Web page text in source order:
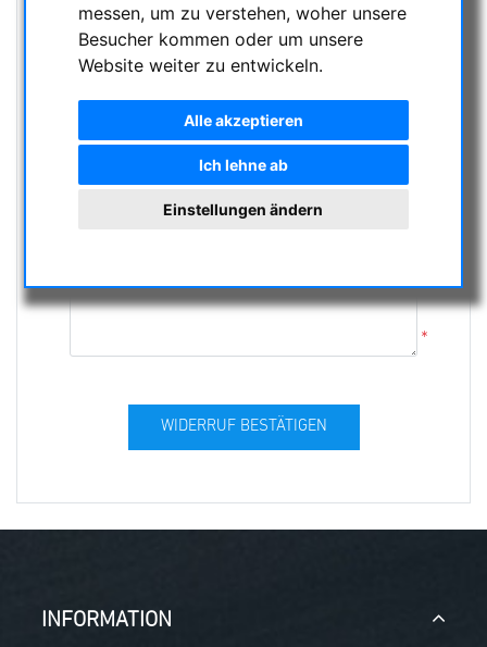
messen, um zu verstehen, woher unsere
Besucher kommen oder um unsere
Website weiter zu entwickeln.
Alle akzeptieren
Ich lehne ab
Einstellungen ändern
*
INFORMATION